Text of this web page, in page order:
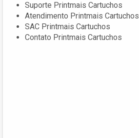
Suporte Printmais Cartuchos
Atendimento Printmais Cartuchos
SAC Printmais Cartuchos
Contato Printmais Cartuchos